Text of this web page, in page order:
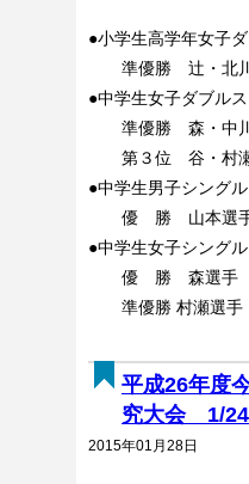
●小学生高学年女子
準優勝 辻・北川
●中学生女子
準優勝 森・中川
第３位 谷・村瀬
●中学生男子シング
優 勝 山本選
●中学生女子シ
優 勝 森選手
準優勝 村瀬選手
平成26年度
究大会 1/24
2015年01月28日